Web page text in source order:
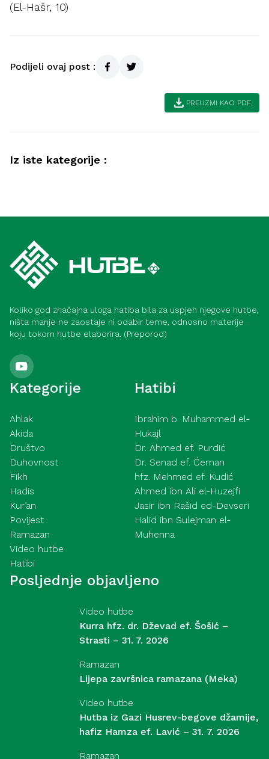
(El-Hašr, 10)
Podijeli ovaj post :
download PREUZMI KAO PDF.
Iz iste kategorije :
Koliko god značajna uloga hatiba bila za uspjeh njegove hutbe,
ništa manje ne zaostaje ni odabir teme, odnosno materije
koju tokom hutbe elaborira. (Preporod)
Kategorije
Ahlak
Akida
Društvo
Duhovnost
Fikh
Hadis
Kur’an
Povijest
Ramazan
Video hutbe
Hatibi
Hatibi
Ibrahim b. Muhammed el-
Hukajl
Dr. Ahmed ef. Purdić
Dr. Senad ef. Ćeman
hfz. Mehmed ef. Kudić
Ahmed ibn Ali el-Huzejfi
Jasir ibn Rašid ed-Devseri
Halid ibn Sulejman el-
Muhenna
Posljednje objavljeno
Video hutbe
Kurra hfz. dr. Dževad ef. Šošić –
Strasti – 31. 7. 2026
Ramazan
Lijepa završnica ramazana (Meka)
Video hutbe
Hutba iz Gazi Husrev-begove džamije,
hafiz Hamza ef. Lavić – 31. 7. 2026
Ramazan